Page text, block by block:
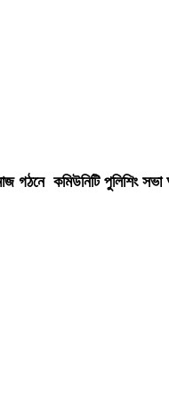
গঠনে কমিউনিটি পুলিশিং সভা